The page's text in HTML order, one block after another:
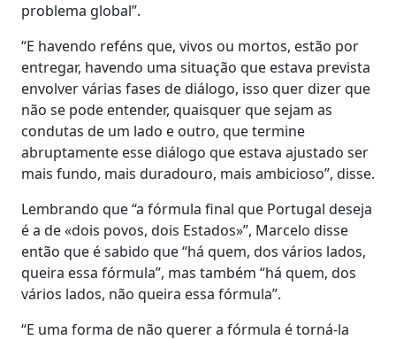
problema global”.
“E havendo reféns que, vivos ou mortos, estão por
entregar, havendo uma situação que estava prevista
envolver várias fases de diálogo, isso quer dizer que
não se pode entender, quaisquer que sejam as
condutas de um lado e outro, que termine
abruptamente esse diálogo que estava ajustado ser
mais fundo, mais duradouro, mais ambicioso”, disse.
Lembrando que “a fórmula final que Portugal deseja
é a de «dois povos, dois Estados»”, Marcelo disse
então que é sabido que “há quem, dos vários lados,
queira essa fórmula”, mas também “há quem, dos
vários lados, não queira essa fórmula”.
“E uma forma de não querer a fórmula é torná-la